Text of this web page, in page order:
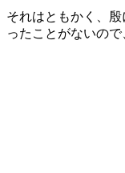
それはともかく、
ったことがないので